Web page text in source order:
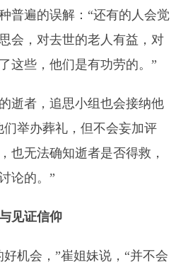
普遍的误解：“还有的人会觉
会，对去世的老人有益，对
这些，他们是有功劳的。”
逝者，追思小组也会接纳他
举办葬礼，但不会妄加评
也无法确知逝者是否得救，
论的。”
见证信仰
机会，”崔姐妹说，“并不会